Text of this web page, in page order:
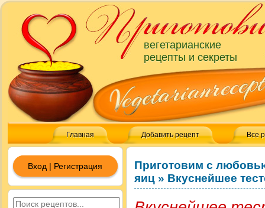
вегетарианские
рецепты и секреты
Главная Добавить рецепт Все
Приготовим с
яиц » Вкуснейшее
Вход | Регистрация